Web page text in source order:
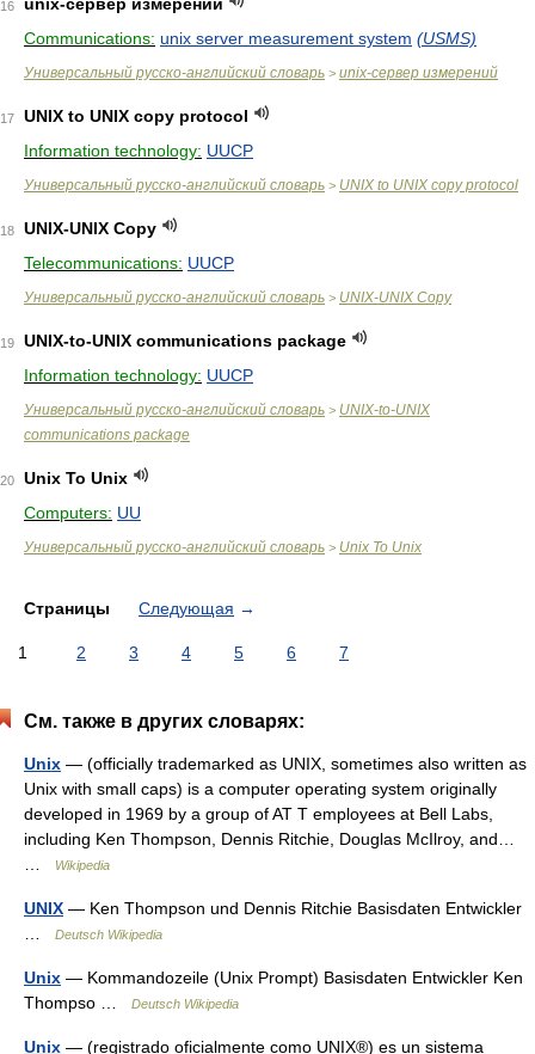
16
Communications: unix server measurement system (USMS)
Универсальный русско-английский словарь > unix-сервер измерений
17
UNIX to UNIX copy protocol
Information technology: UUCP
Универсальный русско-английский словарь > UNIX to UNIX copy protocol
18
UNIX-UNIX Copy
Telecommunications: UUCP
Универсальный русско-английский словарь > UNIX-UNIX Copy
19
UNIX-to-UNIX communications package
Information technology: UUCP
Универсальный русско-английский словарь > UNIX-to-UNIX
communications package
20
Unix To Unix
Computers: UU
Универсальный русско-английский словарь > Unix To Unix
Страницы Следующая →
1 2 3 4 5 6 7
См. также в других словарях:
Unix — (officially trademarked as UNIX, sometimes also written as
Unix with small caps) is a computer operating system originally
developed in 1969 by a group of AT T employees at Bell Labs,
including Ken Thompson, Dennis Ritchie, Douglas McIlroy, and…
Wikipedia
UNIX — Ken Thompson und Dennis Ritchie Basisdaten Entwickler
Deutsch Wikipedia
Unix — Kommandozeile (Unix Prompt) Basisdaten Entwickler Ken
Thompso …
Deutsch Wikipedia
Unix — (registrado oficialmente como UNIX®) es un sistema